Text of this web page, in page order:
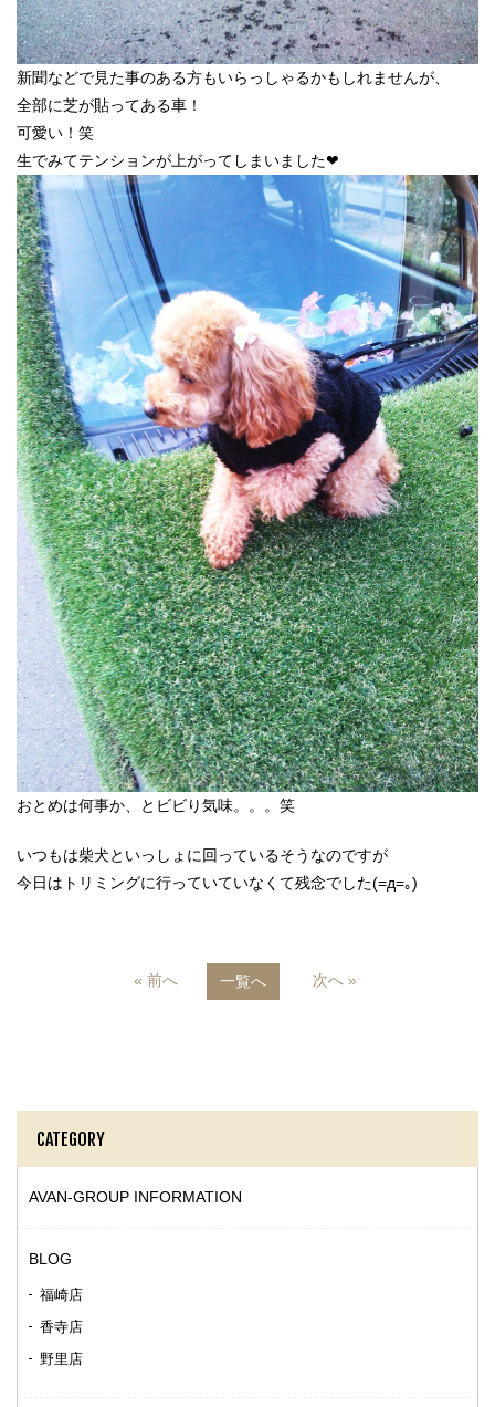
新聞などで見た事のある方もいらっしゃるかもしれませんが、
全部に芝が貼ってある車！
可愛い！笑
生でみてテンションが上がってしまいました❤
おとめは何事か、とビビり気味。。。笑
いつもは柴犬といっしょに回っているそうなのですが
今日はトリミングに行っていていなくて残念でした(=д=｡)
« 前へ 一覧へ 次へ »
CATEGORY
AVAN-GROUP INFORMATION
BLOG
福崎店
香寺店
野里店